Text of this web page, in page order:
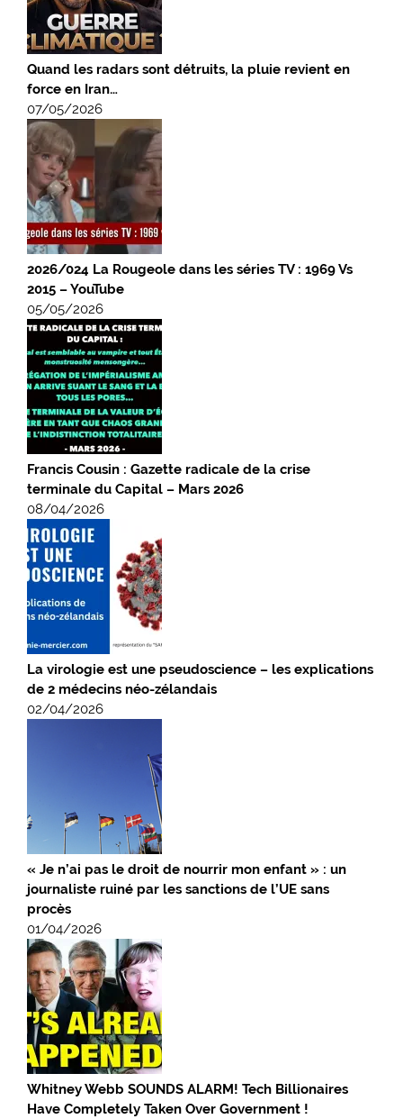
Quand les radars sont détruits, la pluie revient en
force en Iran…
07/05/2026
2026/024 La Rougeole dans les séries TV : 1969 Vs
2015 – YouTube
05/05/2026
Francis Cousin : Gazette radicale de la crise
terminale du Capital – Mars 2026
08/04/2026
La virologie est une pseudoscience – les explications
de 2 médecins néo-zélandais
02/04/2026
« Je n’ai pas le droit de nourrir mon enfant » : un
journaliste ruiné par les sanctions de l’UE sans
procès
01/04/2026
Whitney Webb SOUNDS ALARM! Tech Billionaires
Have Completely Taken Over Government !